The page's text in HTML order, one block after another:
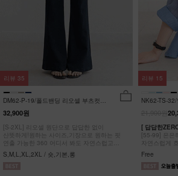
DM62-P-19/폴드밴딩 리오셀 부츠컷팬
츠_HR
32,900원
[S-2XL] 리오셀 원단으로 답답한 없이
산뜻하게!원하는 사이즈,기장으로 원하는 핏
연출 가능한 360 어디서 봐도 자연스럽고
균형잡힌 부츠컷 팬츠
S,M,L,XL,2XL / 숏,기본,롱
리뷰 35
NK62-TS-
[ 답답한
[55-99] 은은
자연스럽게
Free
리뷰 15